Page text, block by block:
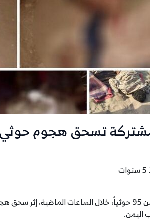
تسحق هجوم
قتل وأصيب أكثر من 95 حوثياً، خلال الساعات
اليمن.